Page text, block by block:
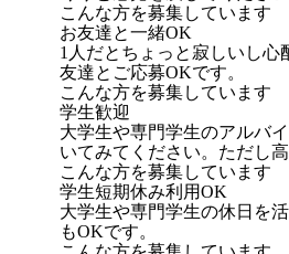
こんな方を募集しています
お友達と一緒OK
1人だとちょっと寂しいし心
友達とご応募OKです。
こんな方を募集しています
学生歓迎
大学生や専門学生のアルバ
いてみてください。ただし
こんな方を募集しています
学生短期休み利用OK
大学生や専門学生の休日を
もOKです。